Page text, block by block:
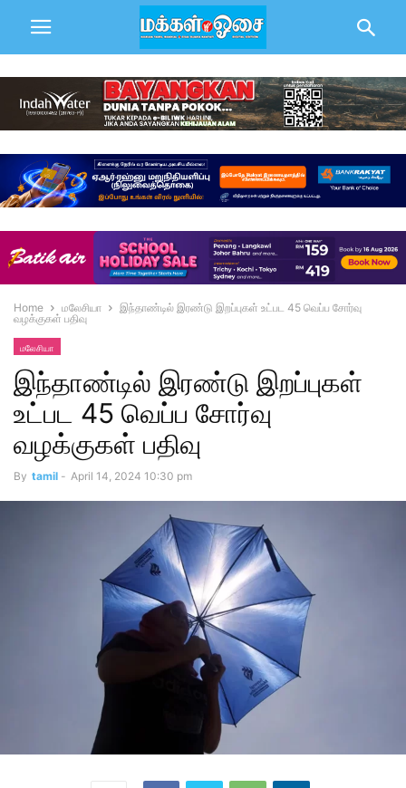
Home மலேசியா
இந்தாண்டில் இரண்டு இறப்புகள் உட்பட 45 வெப்ப சோர்வு
வழக்குகள் பதிவு
மலேசியா
இந்தாண்டில் இரண்டு இறப்புகள்
உட்பட 45 வெப்ப சோர்வு
வழக்குகள் பதிவு
By tamil - April 14, 2024 10:30 pm